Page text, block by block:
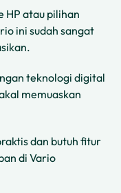
HP atau pilihan
ini sudah sangat
teknologi digital
memuaskan
dan butuh fitur
di Vario